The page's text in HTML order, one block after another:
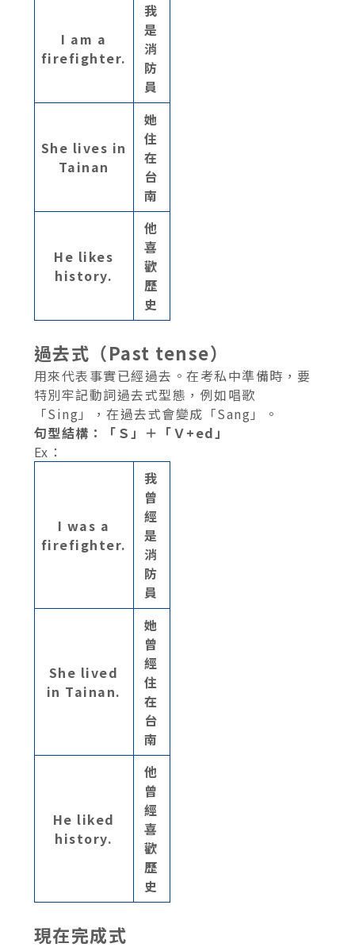
I am a
firefighter.
我
是
消
防
員
She lives in
Tainan
她
住
在
台
南
He likes
history.
他
喜
歡
歷
史
過去式（Past tense）
用來代表事實已經過去。在考私中準備時，要
特別牢記動詞過去式型態，例如唱歌
「Sing」，在過去式會變成「Sang」。
句型結構：「Ｓ」＋「Ｖ+ed」
Ex：
I was a
firefighter.
我
曾
經
是
消
防
員
She lived
in Tainan.
她
曾
經
住
在
台
南
He liked
history.
他
曾
經
喜
歡
歷
史
現在完成式